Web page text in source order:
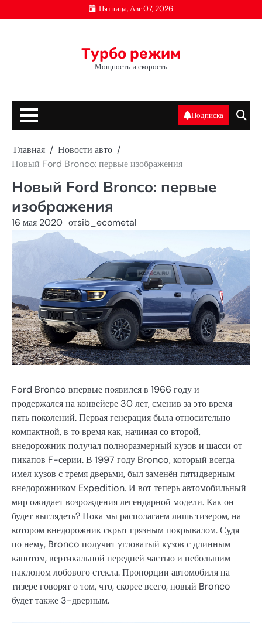
к
Пятница, Авг 07, 2026
Турбо режим
Мощность и скорость
Подписка
Главная
Новости авто
Новый Ford Bronco: первые изображения
Новый Ford Bronco: первые
изображения
16 мая 2020 отsib_ecometal
Ford Bronco впервые появился в 1966 году и
продержался на конвейере 30 лет, сменив за это время
пять поколений. Первая генерация была относительно
компактной, в то время как, начиная со второй,
внедорожник получал полноразмерный кузов и шасси от
пикапов F-серии. В 1997 году Bronco, который всегда
имел кузов с тремя дверьми, был заменён пятидверным
внедорожником Expedition. И вот теперь автомобильный
мир ожидает возрождения легендарной модели. Как он
будет выглядеть? Пока мы располагаем лишь тизером, на
котором внедорожник скрыт грязным покрывалом. Судя
по нему, Bronco получит угловатый кузов с длинным
капотом, вертикальной передней частью и небольшим
наклоном лобового стекла. Пропорции автомобиля на
тизере говорят о том, что, скорее всего, новый Bronco
будет также 3-дверным.